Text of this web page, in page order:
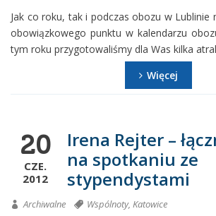
Jak co roku, tak i podczas obozu w Lublinie
obowiązkowego punktu w kalendarzu
tym roku przygotowaliśmy dla Was kilka
Więcej
20
CZE.
2012
Irena Rejter –
na spotkaniu ze
stypendystami
Archiwalne Wspólnoty, Katowice